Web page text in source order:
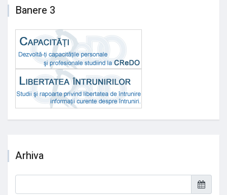
Banere 3
Arhiva